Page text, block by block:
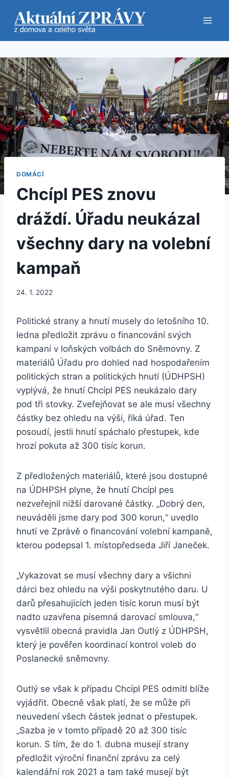
obsah
DOMÁCÍ
Chcípl PES znovu
dráždí. Úřadu neukázal
všechny dary na volební
kampaň
24. 1. 2022
Politické strany a hnutí musely do letošního 10.
ledna předložit zprávu o financování svých
kampaní v loňských volbách do Sněmovny. Z
materiálů Úřadu pro dohled nad hospodařením
politických stran a politických hnutí (ÚDHPSH)
vyplývá, že hnutí Chcípl PES neukázalo dary
pod tři stovky. Zveřejňovat se ale musí všechny
částky bez ohledu na výši, říká úřad. Ten
posoudí, jestli hnutí spáchalo přestupek, kde
hrozí pokuta až 300 tisíc korun.
Z předložených materiálů, které jsou dostupné
na ÚDHPSH plyne, že hnutí Chcípl pes
nezveřejnil nižší darované částky. „Dobrý den,
neuváděli jsme dary pod 300 korun,“ uvedlo
hnutí ve Zprávě o financování volební kampaně,
kterou podepsal 1. místopředseda Jiří Janeček.
„Vykazovat se musí všechny dary a všichni
dárci bez ohledu na výši poskytnutého daru. U
darů přesahujících jeden tisíc korun musí být
nadto uzavřena písemná darovací smlouva,“
vysvětlil obecná pravidla Jan Outlý z ÚDHPSH,
který je pověřen koordinací kontrol voleb do
Poslanecké sněmovny.
Outlý se však k případu Chcípl PES odmítl blíže
vyjádřit. Obecně však platí, že se může při
neuvedení všech částek jednat o přestupek.
„Sazba je v tomto případě 20 až 300 tisíc
korun. S tím, že do 1. dubna musejí strany
předložit výroční finanční zprávu za celý
kalendářní rok 2021 a tam také musejí být